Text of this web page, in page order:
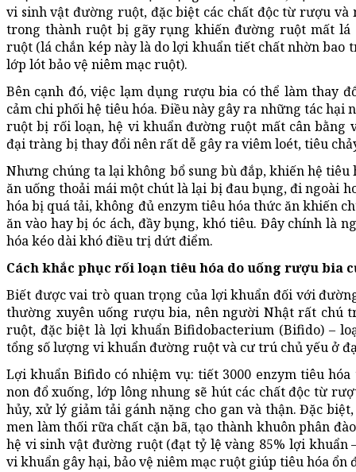
vi sinh vật đường ruột, đặc biệt các chất độc từ rượu
trong thành ruột bị gãy rụng khiến đường ruột mất lá
ruột (lá chắn kép này là do lợi khuẩn tiết chất nhờn bao
lớp lót bảo vệ niêm mạc ruột).
Bên cạnh đó, việc lạm dụng rượu bia có thể làm thay
cảm chi phối hệ tiêu hóa. Điều này gây ra những tác hại
ruột bị rối loạn, hệ vi khuẩn đường ruột mất cân bằng
đại tràng bị thay đổi nên rất dễ gây ra viêm loét, tiêu
Nhưng chúng ta lại không bổ sung bù đắp, khiến hệ tiêu
ăn uống thoải mái một chút là lại bị đau bụng, đi ngoài
hóa bị quá tải, không đủ enzym tiêu hóa thức ăn khiến
ăn vào hay bị óc ách, đầy bụng, khó tiêu. Đây chính là
hóa kéo dài khó điều trị dứt điểm.
Cách khắc phục rối loạn tiêu hóa do uống rượu bia
Biết được vai trò quan trọng của lợi khuẩn đối với
thường xuyên uống rượu bia, nên người Nhật rất chú
ruột, đặc biệt là lợi khuẩn Bifidobacterium (Bifido) –
tổng số lượng vi khuẩn đường ruột và cư trú chủ yếu ở
Lợi khuẩn Bifido có nhiệm vụ: tiết 3000 enzym tiêu
non đổ xuống, lớp lông nhung sẽ hút các chất độc từ
hủy, xử lý giảm tải gánh nặng cho gan và thận. Đặc
men làm thối rữa chất cặn bã, tạo thành khuôn phân
hệ vi sinh vật đường ruột (đạt tỷ lệ vàng 85% lợi khuẩn
vi khuẩn gây hại, bảo vệ niêm mạc ruột giúp tiêu hóa ổn